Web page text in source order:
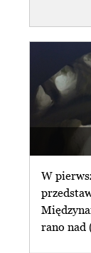
W
rano nad